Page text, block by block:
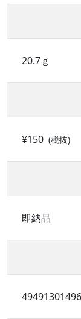
20.7ｇ
¥150 (税抜)
即納品